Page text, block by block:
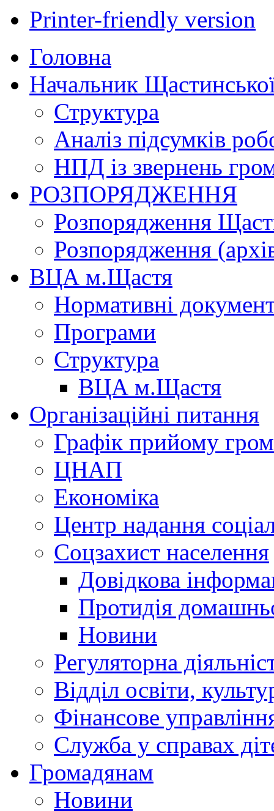
Printer-friendly version
Головна
Начальник
Структура
Аналіз підсумків
НПД із звернень
РОЗПОРЯДЖЕННЯ
Розпорядження
Розпорядження
ВЦА м.Щастя
Нормативні
Програми
Структура
ВЦА м.Щастя
Організаційні питання
Графік прийому
ЦНАП
Економіка
Центр надання
Соцзахист населення
Довідкова
Протидія
Новини
Регуляторна
Відділ освіти,
Фінансове
Служба у справах
Громадянам
Новини